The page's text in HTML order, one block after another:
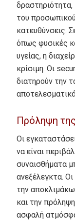
δραστηριότητα,
του
κατευθύνσεις.
όπως φυσικές
υγείας, η
κρίσιμη. Οι
διατηρούν την
Πρόληψη
Οι
να είναι
συναισθήματα
ανεξέλεγκτα.
την
και την
ασφαλή